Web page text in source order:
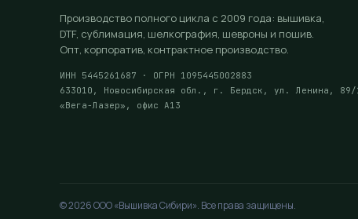
Производство полного цикла с 2009 года: вышивка,
DTF, сублимация, шелкография, шевроны и пошив.
Опт, корпоратив, контрактное производство.
ИНН 5445261687 · ОГРН 1095445002883
633010, Новосибирская обл., г. Бердск, ул. Ленина, 89/
«Вега-Лазер», офис А13
© 2026 ООО «Вышивка Сибири». Все права защищены.